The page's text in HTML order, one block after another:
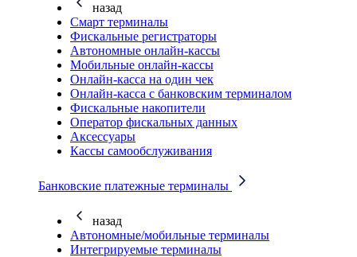
назад
Смарт терминалы
Фискальные регистраторы
Автономные онлайн-кассы
Мобильные онлайн-кассы
Онлайн-касса на один чек
Онлайн-касса с банковским терминалом
Фискальные накопители
Оператор фискальных данных
Аксессуары
Кассы самообслуживания
Банковские платежные терминалы
назад
Автономные/мобильные терминалы
Интегрируемые терминалы